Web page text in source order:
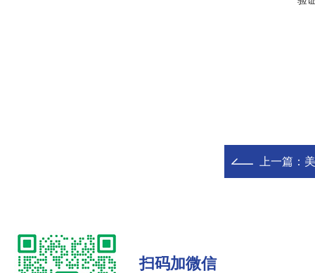
上一篇：
扫码加微信